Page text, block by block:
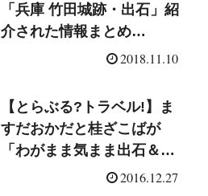
「兵庫 竹田城跡・出石」紹
介された情報まとめ
2018.11.10
【とらぶる?トラベル!】ま
すだおかだと桂ざこばが
「わがまま気まま出石＆城
崎温泉」（2016/12/29）
2016.12.27